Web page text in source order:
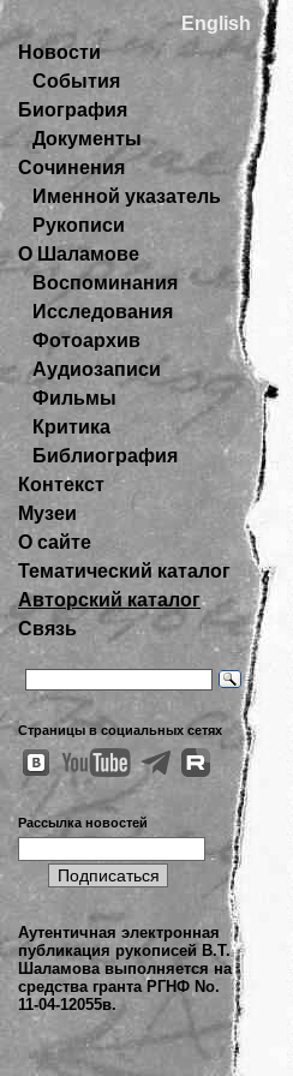
English
Новости
События
Биография
Документы
Сочинения
Именной указатель
Рукописи
О Шаламове
Воспоминания
Исследования
Фотоархив
Аудиозаписи
Фильмы
Критика
Библиография
Контекст
Музеи
О сайте
Тематический каталог
Авторский каталог
Связь
Страницы в социальных сетях
Рассылка новостей
Аутентичная электронная
публикация рукописей В.Т.
Шаламова выполняется на
средства гранта РГНФ No.
11-04-12055в.